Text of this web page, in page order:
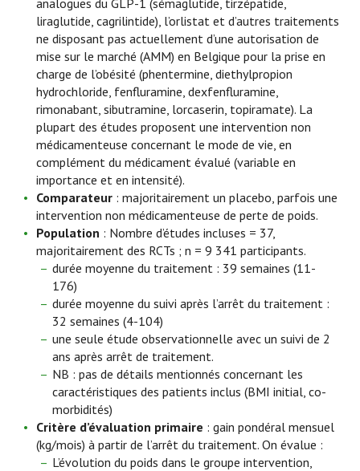
analogues du GLP-1 (sémaglutide, tirzépatide,
liraglutide, cagrilintide), l’orlistat et d’autres traitements
ne disposant pas actuellement d’une autorisation de
mise sur le marché (AMM) en Belgique pour la prise en
charge de l’obésité (phentermine, diethylpropion
hydrochloride, fenfluramine, dexfenfluramine,
rimonabant, sibutramine, lorcaserin, topiramate). La
plupart des études proposent une intervention non
médicamenteuse concernant le mode de vie, en
complément du médicament évalué (variable en
importance et en intensité).
Comparateur : majoritairement un placebo, parfois une
intervention non médicamenteuse de perte de poids.
Population : Nombre d’études incluses = 37,
majoritairement des RCTs ; n = 9 341 participants.
durée moyenne du traitement : 39 semaines (11-
176)
durée moyenne du suivi après l’arrêt du traitement :
32 semaines (4-104)
une seule étude observationnelle avec un suivi de 2
ans après arrêt de traitement.
NB : pas de détails mentionnés concernant les
caractéristiques des patients inclus (BMI initial, co-
morbidités)
Critère d’évaluation primaire : gain pondéral mensuel
(kg/mois) à partir de l’arrêt du traitement. On évalue :
L’évolution du poids dans le groupe intervention,